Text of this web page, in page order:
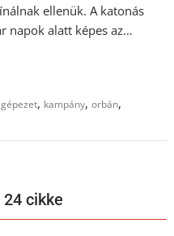
ellenük. A katonás
napok alatt képes az…
gépezet, kampány,orbán,
cikke